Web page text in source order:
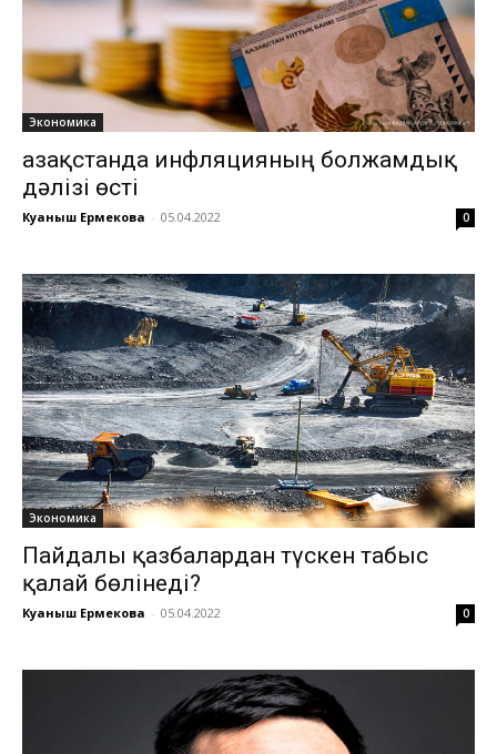
Экономика
Қазақстанда инфляцияның болжамдық
дәлізі өсті
Куаныш Ермекова - 05.04.2022 0
Экономика
Пайдалы қазбалардан түскен табыс
қалай бөлінеді?
Куаныш Ермекова - 05.04.2022 0